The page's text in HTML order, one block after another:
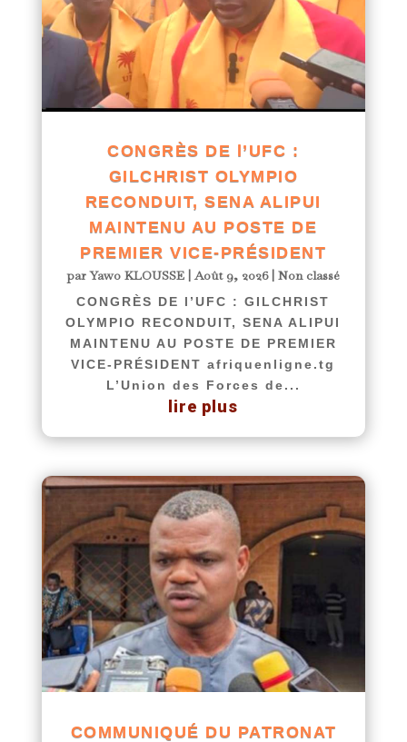
CONGRÈS DE l’UFC :
GILCHRIST OLYMPIO
RECONDUIT, SENA ALIPUI
MAINTENU AU POSTE DE
PREMIER VICE-PRÉSIDENT
parYawo KLOUSSE |Août 9, 2026|Non classé
CONGRÈS DE l’UFC : GILCHRIST
OLYMPIO RECONDUIT, SENA ALIPUI
MAINTENU AU POSTE DE PREMIER
VICE-PRÉSIDENT afriquenligne.tg
L’Union des Forces de...
lire plus
COMMUNIQUÉ DU PATRONAT